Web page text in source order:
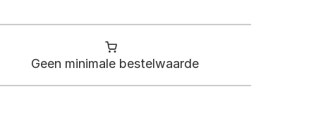
Geen minimale bestelwaarde